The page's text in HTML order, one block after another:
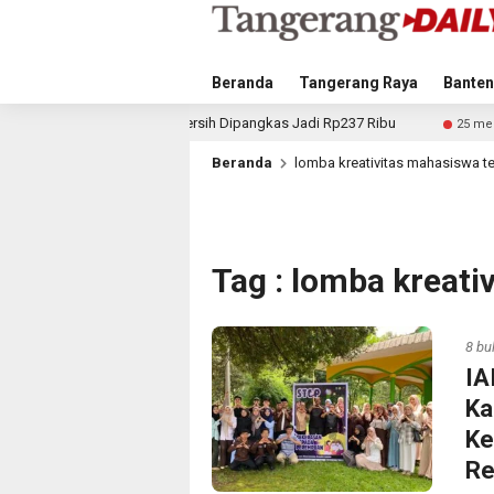
Beranda Tangerang Raya
Air Bersih Dipangkas Jadi Rp237 Ribu 25 menit lalu Kurangi
Beranda lomba kreativitas mahasiswa
Tag : lomba
8